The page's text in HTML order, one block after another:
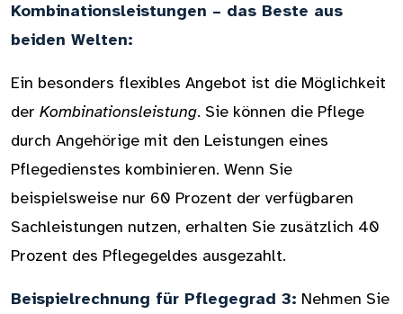
Kombinationsleistungen – das Beste aus
beiden Welten:
Ein besonders flexibles Angebot ist die Möglichkeit
der Kombinationsleistung. Sie können die Pflege
durch Angehörige mit den Leistungen eines
Pflegedienstes kombinieren. Wenn Sie
beispielsweise nur 60 Prozent der verfügbaren
Sachleistungen nutzen, erhalten Sie zusätzlich 40
Prozent des Pflegegeldes ausgezahlt.
Beispielrechnung für Pflegegrad 3: Nehmen Sie